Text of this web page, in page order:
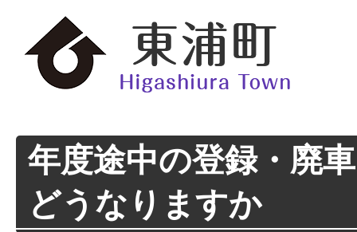
年度途中の登録・廃
どうなりますか